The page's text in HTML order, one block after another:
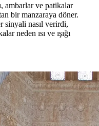
ambarlar ve patikalar
bir manzaraya döner.
sinyali nasıl verirdi,
neden ısı ve ışığı